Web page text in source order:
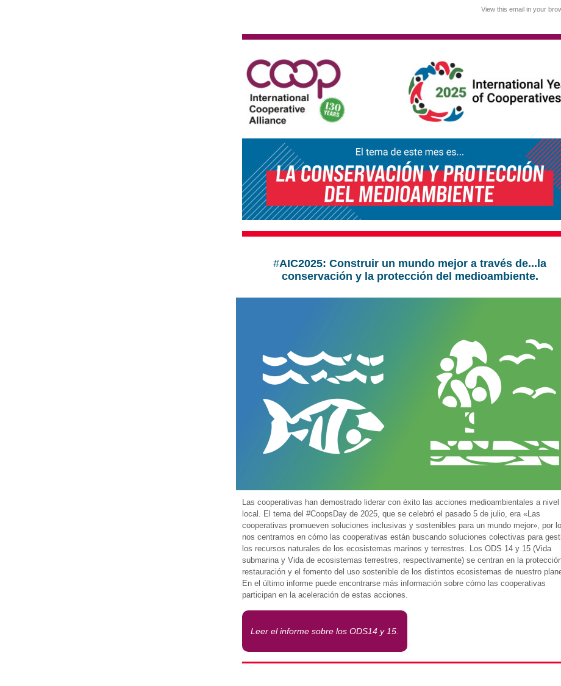
View this email in your
#AIC2025: Construir un mundo mejor a través de...la
conservación y la protección del medioambiente.
Las cooperativas han demostrado liderar con éxito las acciones medioambientales a nivel
local. El tema del #CoopsDay de 2025, que se celebró el pasado 5 de julio, era «Las
cooperativas promueven soluciones inclusivas y sostenibles para un mundo mejor», por
nos centramos en cómo las cooperativas están buscando soluciones colectivas para
los recursos naturales de los ecosistemas marinos y terrestres. Los ODS 14 y 15 (Vida
submarina y Vida de ecosistemas terrestres, respectivamente) se centran en la
restauración y el fomento del uso sostenible de los distintos ecosistemas de nuestro
En el último informe puede encontrarse más información sobre cómo las cooperativas
participan en la aceleración de estas acciones.
Leer el informe sobre los ODS14 y 15.